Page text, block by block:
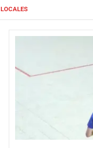
LOCALES